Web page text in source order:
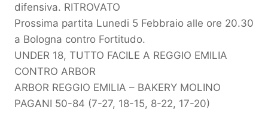
difensiva. RITROVATO
Prossima partita Lunedi 5 Febbraio alle ore 20.30
a Bologna contro Fortitudo.
UNDER 18, TUTTO FACILE A REGGIO EMILIA
CONTRO ARBOR
ARBOR REGGIO EMILIA – BAKERY MOLINO
PAGANI 50-84 (7-27, 18-15, 8-22, 17-20)